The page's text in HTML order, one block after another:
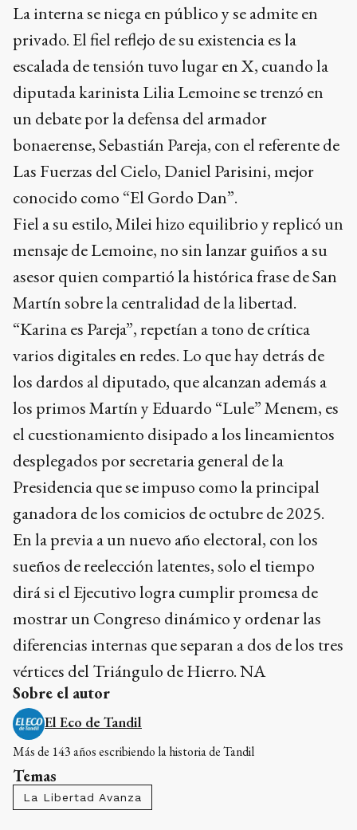
La interna se niega en público y se admite en
privado. El fiel reflejo de su existencia es la
escalada de tensión tuvo lugar en X, cuando la
diputada karinista Lilia Lemoine se trenzó en
un debate por la defensa del armador
bonaerense, Sebastián Pareja, con el referente de
Las Fuerzas del Cielo, Daniel Parisini, mejor
conocido como “El Gordo Dan”.
Fiel a su estilo, Milei hizo equilibrio y replicó un
mensaje de Lemoine, no sin lanzar guiños a su
asesor quien compartió la histórica frase de San
Martín sobre la centralidad de la libertad.
“Karina es Pareja”, repetían a tono de crítica
varios digitales en redes. Lo que hay detrás de
los dardos al diputado, que alcanzan además a
los primos Martín y Eduardo “Lule” Menem, es
el cuestionamiento disipado a los lineamientos
desplegados por secretaria general de la
Presidencia que se impuso como la principal
ganadora de los comicios de octubre de 2025.
En la previa a un nuevo año electoral, con los
sueños de reelección latentes, solo el tiempo
dirá si el Ejecutivo logra cumplir promesa de
mostrar un Congreso dinámico y ordenar las
diferencias internas que separan a dos de los tres
vértices del Triángulo de Hierro. NA
Sobre el autor
El Eco de Tandil
Más de 143 años escribiendo la historia de Tandil
Temas
La Libertad Avanza